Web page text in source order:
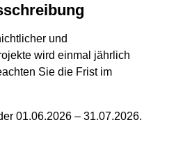
und
wird einmal jährlich
Sie die Frist im
01.06.2026 – 31.07.2026.